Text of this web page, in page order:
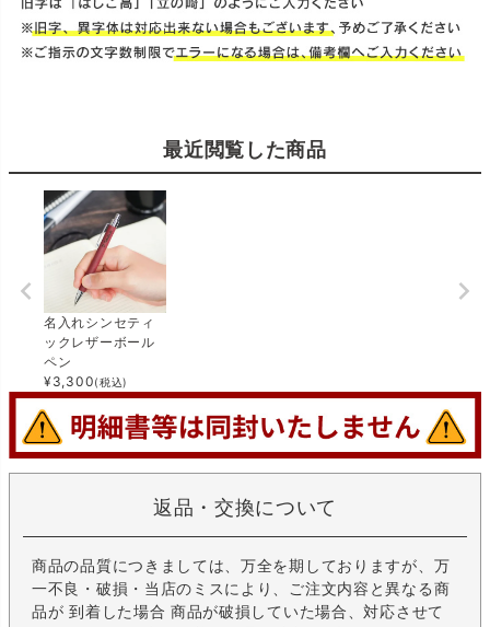
最近閲覧した商品
名入れシンセティ
ックレザーボール
ペン
¥3,300(税込)
返品・交換について
商品の品質につきましては、万全を期しておりますが、万
一不良・破損・当店のミスにより、ご注文内容と異なる商
品が 到着した場合 商品が破損していた場合、対応させて